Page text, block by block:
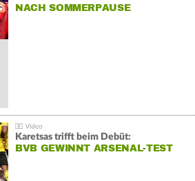
NACH SOMMERPAUSE
Karetsas trifft beim Debüt:
BVB GEWINNT ARSENAL-TEST